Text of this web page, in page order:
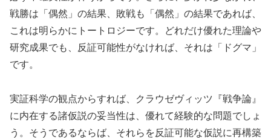
戦勝は「偶然」の結果、敗戦も「偶然」の結果であれば、
これは明らかにトートロジーです。どれだけ優れた理論や
研究成果でも、反証可能性がなければ、それは「ドグマ」
です。
実証科学の観点からすれば、クラウゼヴィッツ『戦争論』
に内在する諸仮説の妥当性は、優れて経験的な問題でしょ
う。そうであるならば、それらを反証可能な仮説に再構築